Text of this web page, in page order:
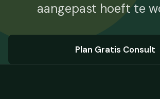
aangepast hoeft te
Plan Gratis Consult